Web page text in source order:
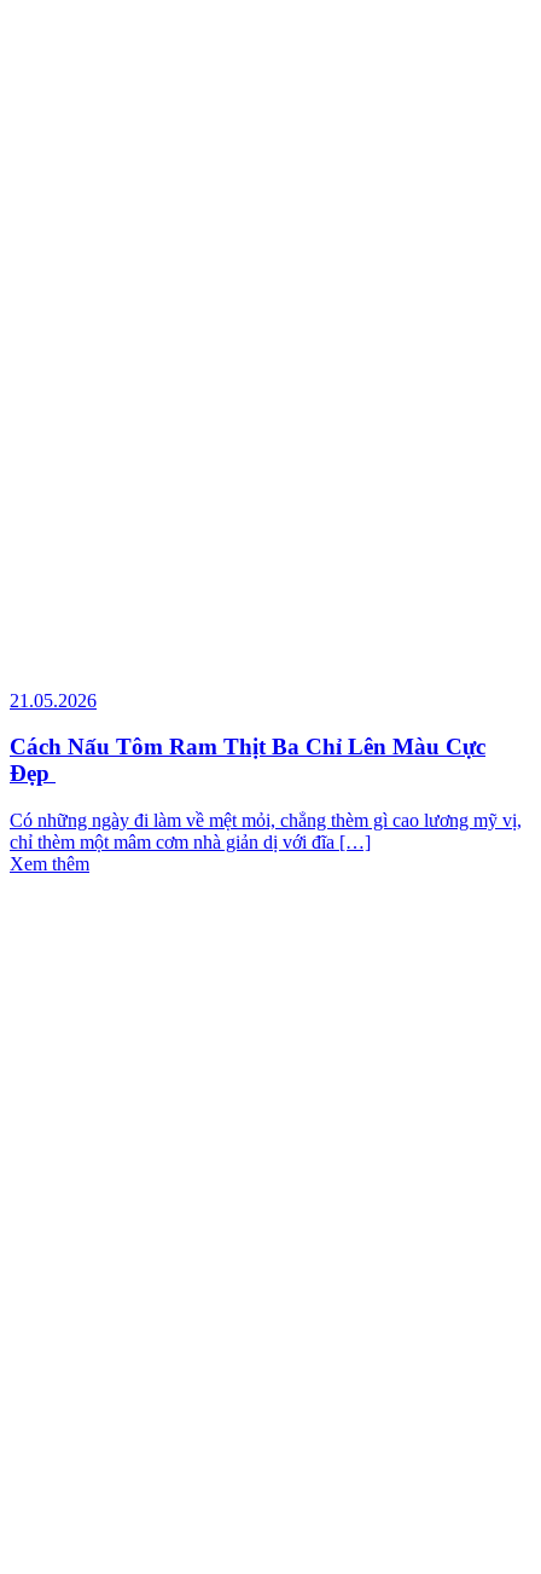
21.05.2026
Cách Nấu Tôm Ram Thịt Ba Chỉ Lên Màu Cực
Đẹp
Có những ngày đi làm về mệt mỏi, chẳng thèm gì cao lương mỹ vị,
chỉ thèm một mâm cơm nhà giản dị với đĩa […]
Xem thêm